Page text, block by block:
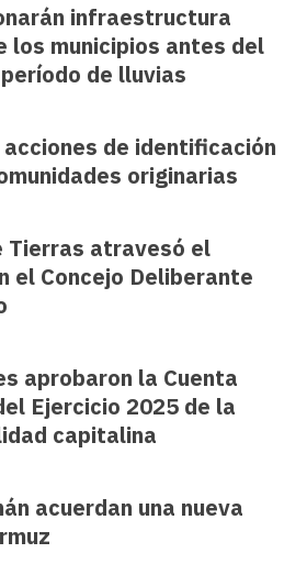
infraestructura
los municipios antes del
de lluvias
de identificación
originarias
Tierras atravesó el
el Concejo Deliberante
aprobaron la Cuenta
Ejercicio 2025 de la
capitalina
acuerdan una nueva